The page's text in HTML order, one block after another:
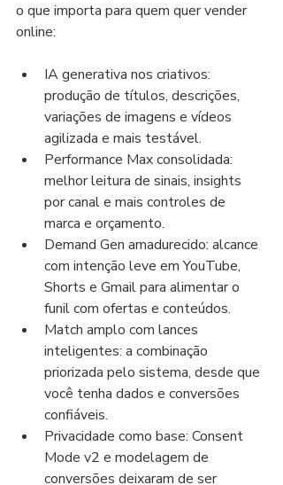
o que importa para quem quer vender
online:
IA generativa nos criativos:
produção de títulos, descrições,
variações de imagens e vídeos
agilizada e mais testável.
Performance Max consolidada:
melhor leitura de sinais, insights
por canal e mais controles de
marca e orçamento.
Demand Gen amadurecido: alcance
com intenção leve em YouTube,
Shorts e Gmail para alimentar o
funil com ofertas e conteúdos.
Match amplo com lances
inteligentes: a combinação
priorizada pelo sistema, desde que
você tenha dados e conversões
confiáveis.
Privacidade como base: Consent
Mode v2 e modelagem de
conversões deixaram de ser